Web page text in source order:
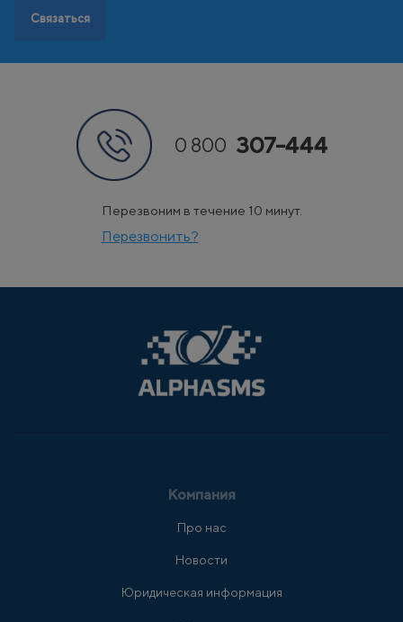
Связаться
0 800 307-444
Перезвоним в течение 10 минут.
Перезвонить?
Компания
Про нас
Новости
Юридическая информация